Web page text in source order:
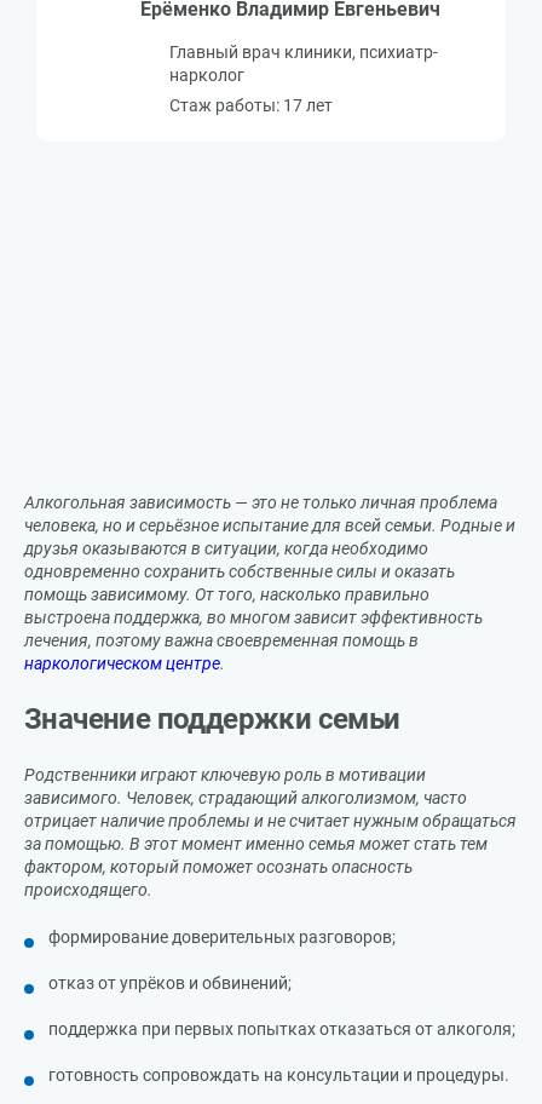
Ерёменко Владимир Евгеньевич
Главный врач клиники, психиатр-
нарколог
Стаж работы: 17 лет
Алкогольная зависимость — это не только личная проблема
человека, но и серьёзное испытание для всей семьи. Родные и
друзья оказываются в ситуации, когда необходимо
одновременно сохранить собственные силы и оказать
помощь зависимому. От того, насколько правильно
выстроена поддержка, во многом зависит эффективность
лечения, поэтому важна своевременная помощь в
наркологическом центре.
Значение поддержки семьи
Родственники играют ключевую роль в мотивации
зависимого. Человек, страдающий алкоголизмом, часто
отрицает наличие проблемы и не считает нужным обращаться
за помощью. В этот момент именно семья может стать тем
фактором, который поможет осознать опасность
происходящего.
формирование доверительных разговоров;
отказ от упрёков и обвинений;
поддержка при первых попытках отказаться от алкоголя;
готовность сопровождать на консультации и процедуры.